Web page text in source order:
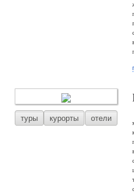
туры курорты отели